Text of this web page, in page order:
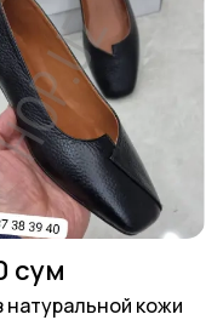
сум
натуральной кожи